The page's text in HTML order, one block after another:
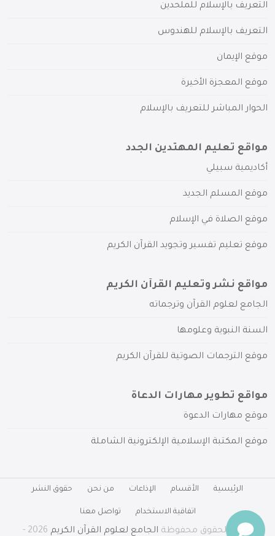
التعريف بالإسلام للملحدين
التعريف بالإسلام للهندوس
موقع الإيمان
موقع المعجزة الأخيرة
الحوار المباشر للتعريف بالإسلام
مواقع تعليم المهتدين الجدد
أكاديمية سبيلي
موقع المسلم الجديد
موقع الصلاة في الإسلام
موقع تعليم تفسير وتجويد القرآن الكريم
مواقع نشر وتعليم القرآن الكريم
الجامع لعلوم القرآن وترجماته
السنة النبوية وعلومها
موقع الترجمات الصوتية للقرآن الكريم
مواقع تطوير مهارات الدعاة
موقع مهارات الدعوة
موقع المكتبة الإسلامية الإلكترونية الشاملة
الرئيسية الأقسام الإذاعات من نحن حقوق النشر
اتفاقية الاستخدام تواصل معنا
جميع الحقوق محفوظة الجامع لعلوم القرآن الكريم 2026 -